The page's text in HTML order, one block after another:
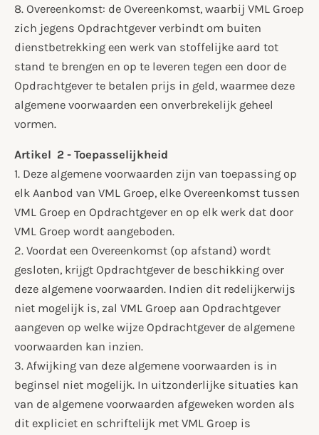
8. Overeenkomst: de Overeenkomst, waarbij VML Groep
zich jegens Opdrachtgever verbindt om buiten
dienstbetrekking een werk van stoffelijke aard tot
stand te brengen en op te leveren tegen een door de
Opdrachtgever te betalen prijs in geld, waarmee deze
algemene voorwaarden een onverbrekelijk geheel
vormen.
Artikel 2 - Toepasselijkheid
1. Deze algemene voorwaarden zijn van toepassing op
elk Aanbod van VML Groep, elke Overeenkomst tussen
VML Groep en Opdrachtgever en op elk werk dat door
VML Groep wordt aangeboden.
2. Voordat een Overeenkomst (op afstand) wordt
gesloten, krijgt Opdrachtgever de beschikking over
deze algemene voorwaarden. Indien dit redelijkerwijs
niet mogelijk is, zal VML Groep aan Opdrachtgever
aangeven op welke wijze Opdrachtgever de algemene
voorwaarden kan inzien.
3. Afwijking van deze algemene voorwaarden is in
beginsel niet mogelijk. In uitzonderlijke situaties kan
van de algemene voorwaarden afgeweken worden als
dit expliciet en schriftelijk met VML Groep is